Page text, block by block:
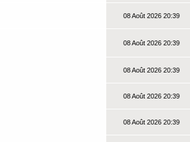
08 Août 2026 20:39
08 Août 2026 20:39
08 Août 2026 20:39
08 Août 2026 20:39
08 Août 2026 20:39